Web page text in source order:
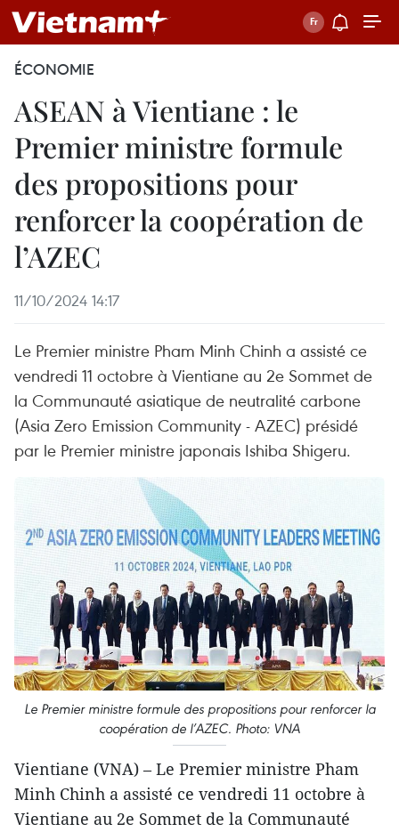
ÉCONOMIE
ASEAN à Vientiane : le
Premier ministre formule
des propositions pour
renforcer la coopération de
l’AZEC
11/10/2024 14:17
Le Premier ministre Pham Minh Chinh a assisté ce
vendredi 11 octobre à Vientiane au 2e Sommet de
la Communauté asiatique de neutralité carbone
(Asia Zero Emission Community - AZEC) présidé
par le Premier ministre japonais Ishiba Shigeru.
Le Premier ministre formule des propositions pour renforcer la
coopération de l’AZEC. Photo: VNA
Vientiane (VNA) – Le Premier ministre Pham
Minh Chinh a assisté ce vendredi 11 octobre à
Vientiane au 2e Sommet de la Communauté